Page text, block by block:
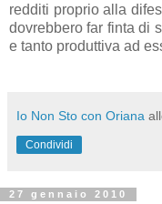
redditi proprio alla
dovrebbero far finta di
e tanto produttiva ad
Io Non Sto con Oriana
Condividi
27 gennaio 2010